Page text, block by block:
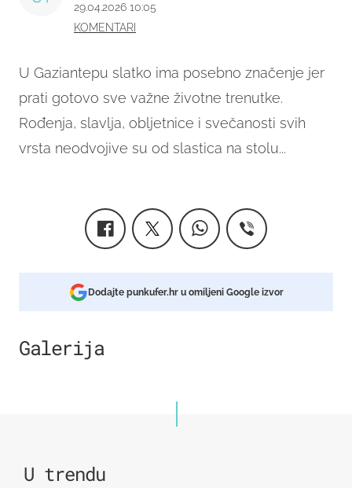
U Gaziantepu slatko ima posebno značenje jer
prati gotovo sve važne životne trenutke.
Rođenja, slavlja, obljetnice i svečanosti svih
vrsta neodvojive su od slastica na stolu...
29.04.2026 10:05
KOMENTARI
Dodajte punkufer.hr u omiljeni Google izvor
Galerija
U trendu